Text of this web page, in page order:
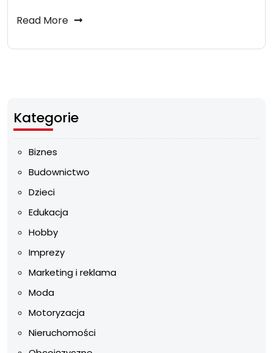
Read More
Kategorie
Biznes
Budownictwo
Dzieci
Edukacja
Hobby
Imprezy
Marketing i reklama
Moda
Motoryzacja
Nieruchomości